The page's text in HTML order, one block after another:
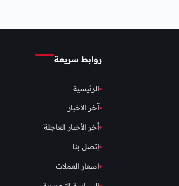
روابط سريعة
الرئيسية
آخر الأخبار
أخر الأخبار العاجلة
إتصل بنا
اسعار العملات